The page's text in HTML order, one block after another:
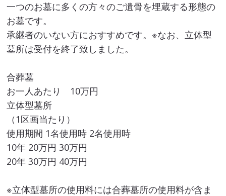
一つのお墓に多くの方々のご遺骨を埋蔵する形態の
お墓です。
承継者のいない方におすすめです。※なお、立体型
墓所は受付を終了致しました。
合葬墓
お一人あたり 10万円
立体型墓所
（1区画当たり）
使用期間 1名使用時 2名使用時
10年 20万円 30万円
20年 30万円 40万円
※立体型墓所の使用料には合葬墓所の使用料が含ま